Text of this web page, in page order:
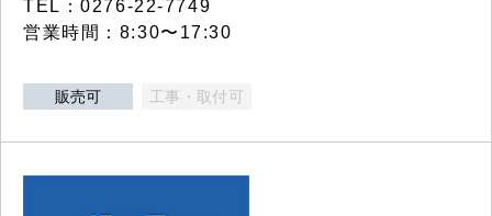
TEL：0276-22-7749
営業時間：8:30〜17:30
販売可 工事・取付可